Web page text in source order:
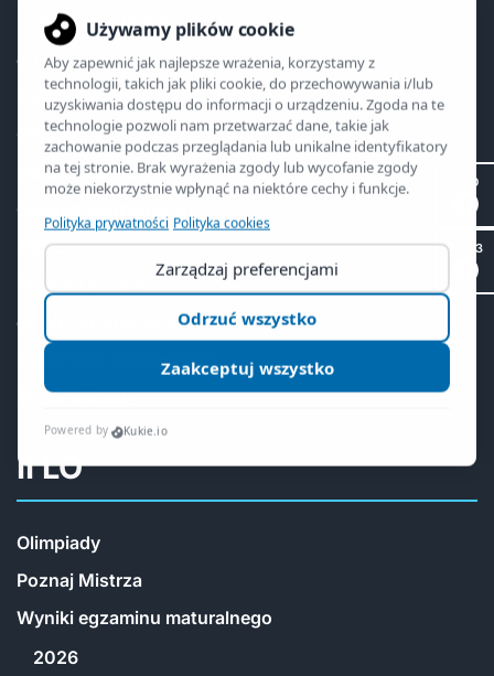
Biblioteka online
e-legitymacja
mLegitymacja
Obiady
Ubezpieczenia
Gabinet dentystyczny
RODO
Polityka cookies
ePUAP eDoręczenia
Deklaracja dostępności
Mapa witryny
II LO
Olimpiady
Poznaj Mistrza
Wyniki egzaminu maturalnego
2026
II LO
SP 53